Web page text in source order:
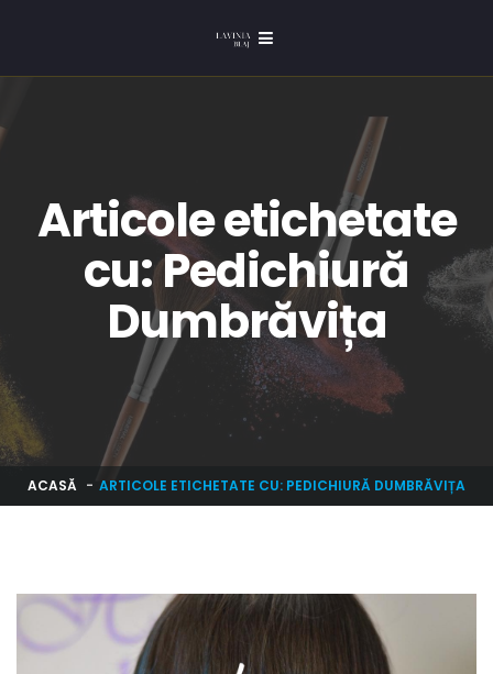
Articole etichetate
cu: Pedichiură
Dumbrăvița
ACASĂ ARTICOLE ETICHETATE CU: PEDICHIURĂ DUMBRĂVIȚA